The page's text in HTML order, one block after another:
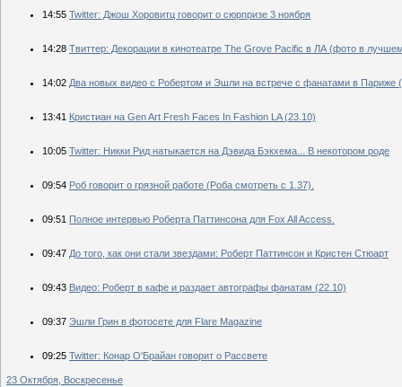
14:55 Twitter: Джош Хоровитц говорит о сюрпризе 3 ноября
14:28 Твиттер: Декорации в кинотеатре The Grove Pacific в ЛА (фото в
14:02 Два новых видео с Робертом и Эшли на встрече с фанатами в Париже
13:41 Кристиан на Gen Art Fresh Faces In Fashion LA (23.10)
10:05 Twitter: Никки Рид натыкается на Дэвида Бэкхема... В некотором роде
09:54 Роб говорит о грязной работе (Роба смотреть с 1.37).
09:51 Полное интервью Роберта Паттинсона для Fox All Access.
09:47 До того, как они стали звездами: Роберт Паттинсон и Кристен Стюарт
09:43 Видео: Роберт в кафе и раздает автографы фанатам (22.10)
09:37 Эшли Грин в фотосете для Flare Magazine
09:25 Twitter: Конар О'Брайан говорит о Рассвете
23 Октября, Воскресенье